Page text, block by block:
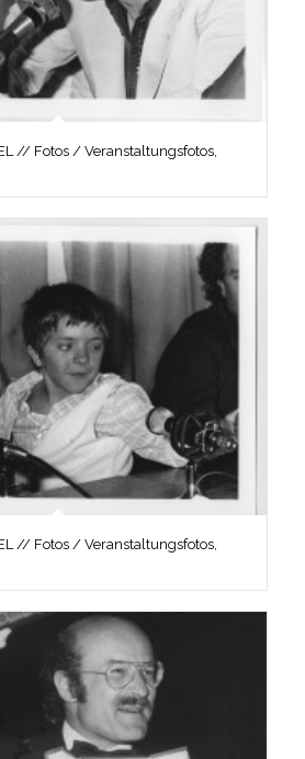
// Fotos / Veranstaltungsfotos,
// Fotos / Veranstaltungsfotos,